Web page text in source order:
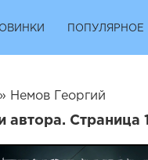
ПОПУЛЯРНОЕ
» Немов Георгий
автора. Страница 1